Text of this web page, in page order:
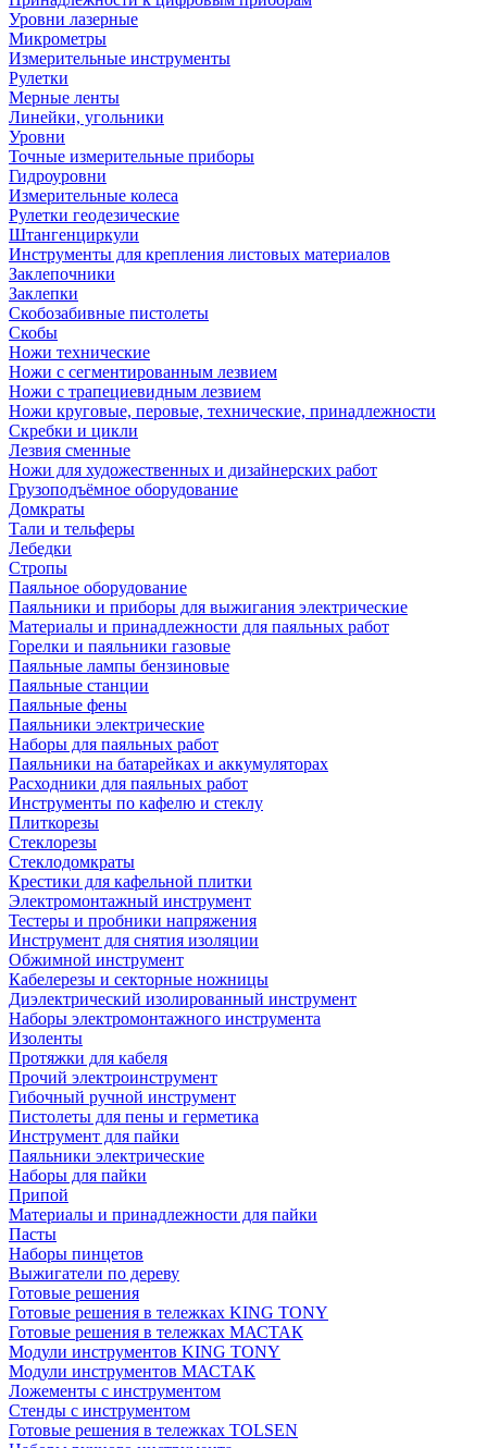
Уровни лазерные
Микрометры
Измерительные инструменты
Рулетки
Мерные ленты
Линейки, угольники
Уровни
Точные измерительные приборы
Гидроуровни
Измерительные колеса
Рулетки геодезические
Штангенциркули
Инструменты для крепления листовых материалов
Заклепочники
Заклепки
Скобозабивные пистолеты
Скобы
Ножи технические
Ножи с сегментированным лезвием
Ножи с трапециевидным лезвием
Ножи круговые, перовые, технические, принадлежности
Скребки и цикли
Лезвия сменные
Ножи для художественных и дизайнерских работ
Грузоподъёмное оборудование
Домкраты
Тали и тельферы
Лебедки
Стропы
Паяльное оборудование
Паяльники и приборы для выжигания электрические
Материалы и принадлежности для паяльных работ
Горелки и паяльники газовые
Паяльные лампы бензиновые
Паяльные станции
Паяльные фены
Паяльники электрические
Наборы для паяльных работ
Паяльники на батарейках и аккумуляторах
Расходники для паяльных работ
Инструменты по кафелю и стеклу
Плиткорезы
Стеклорезы
Стеклодомкраты
Крестики для кафельной плитки
Электромонтажный инструмент
Тестеры и пробники напряжения
Инструмент для снятия изоляции
Обжимной инструмент
Кабелерезы и секторные ножницы
Диэлектрический изолированный инструмент
Наборы электромонтажного инструмента
Изоленты
Протяжки для кабеля
Прочий электроинструмент
Гибочный ручной инструмент
Пистолеты для пены и герметика
Инструмент для пайки
Паяльники электрические
Наборы для пайки
Припой
Материалы и принадлежности для пайки
Пасты
Наборы пинцетов
Выжигатели по дереву
Готовые решения
Готовые решения в тележках KING TONY
Готовые решения в тележках МАСТАК
Модули инструментов KING TONY
Модули инструментов МАСТАК
Ложементы с инструментом
Стенды с инструментом
Готовые решения в тележках TOLSEN